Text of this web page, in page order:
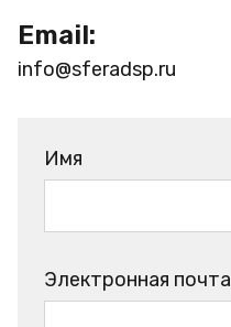
Email:
info@sferadsp.ru
Имя
Электронная почта